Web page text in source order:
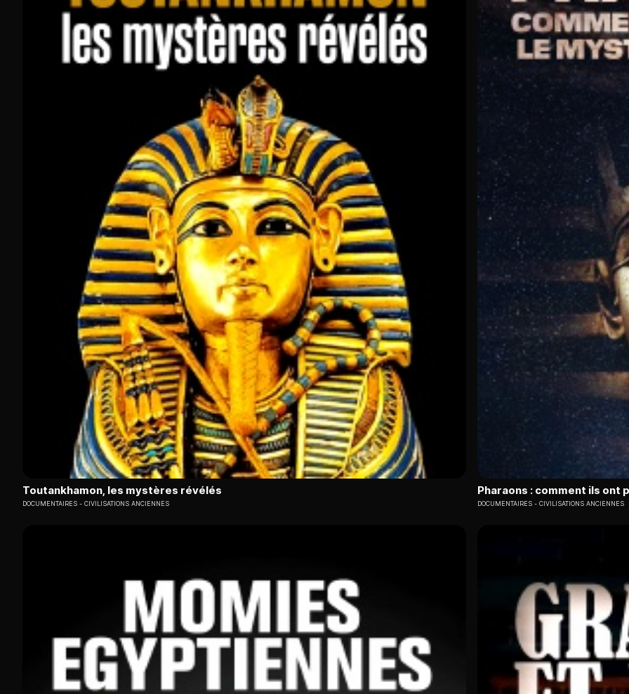
Toutankhamon, les mystères révélés
DOCUMENTAIRES CIVILISATIONS ANCIENNES
Pharaons : comment ils
DOCUMENTAIRES CIVILISATIONS ANCIENNES